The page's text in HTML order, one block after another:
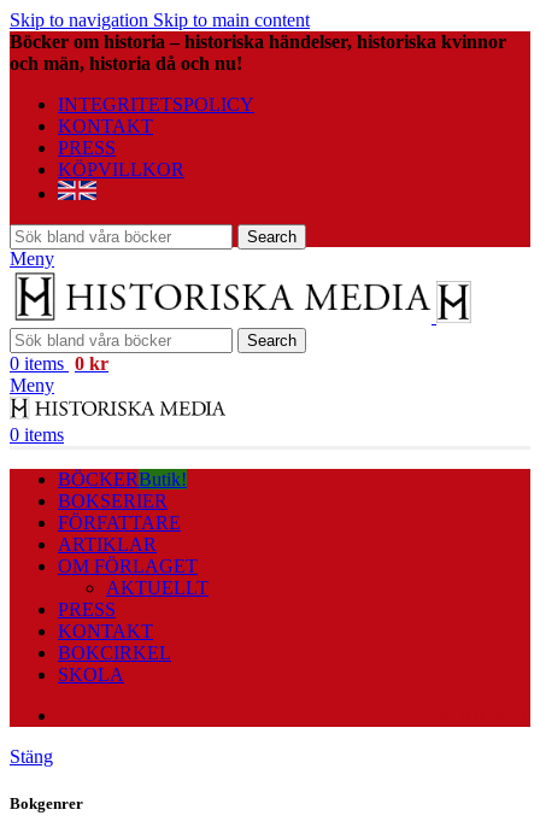
Skip to navigation Skip to main content
Böcker om historia – historiska händelser, historiska kvinnor
och män, historia då och nu!
INTEGRITETSPOLICY
KONTAKT
PRESS
KÖPVILLKOR
Search
Meny
Search
0 items 0 kr
Meny
0 items
BÖCKERButik!
BOKSERIER
FÖRFATTARE
ARTIKLAR
OM FÖRLAGET
AKTUELLT
PRESS
KONTAKT
BOKCIRKEL
SKOLA
Stäng
Bokgenrer